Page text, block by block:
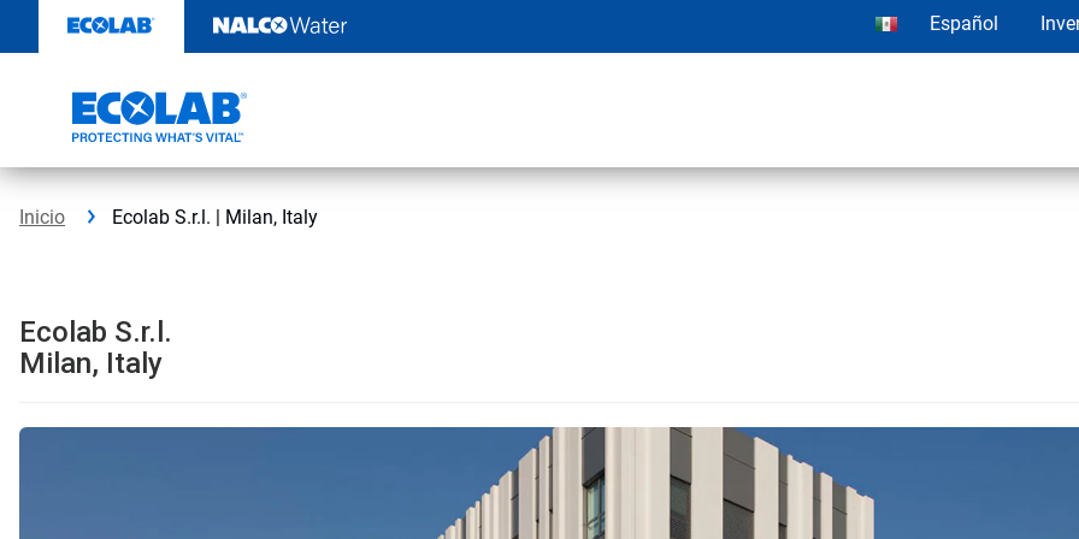
contenido
Español
Inicio Ecolab S.r.l. | Milan, Italy
Ecolab S.r.l.
Milan, Italy